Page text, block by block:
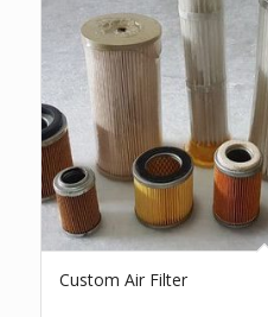
Custom Air Filter